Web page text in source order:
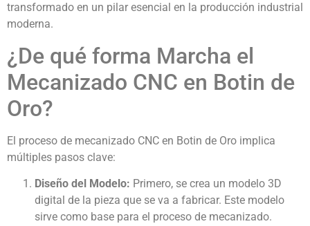
transformado en un pilar esencial en la producción industrial
moderna.
¿De qué forma Marcha el
Mecanizado CNC en Botin de
Oro?
El proceso de mecanizado CNC en Botin de Oro implica
múltiples pasos clave:
Diseño del Modelo: Primero, se crea un modelo 3D
digital de la pieza que se va a fabricar. Este modelo
sirve como base para el proceso de mecanizado.